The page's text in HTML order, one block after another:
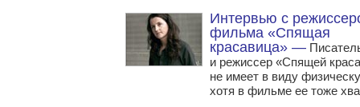
Интервью с
фильма «Спящая
красавица» —
и режиссер «Спящей
не имеет в виду
хотя в фильме ее тоже